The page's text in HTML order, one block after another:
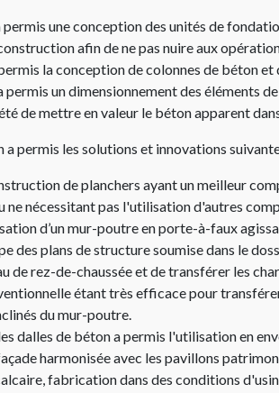
une conception des unités de
afin de ne pas nuire aux
la conception de colonnes de béton
un dimensionnement des éléments
de mettre en valeur le béton apparent
a permis les solutions et innovations
de planchers ayant un meilleur
ne nécessitant pas l'utilisation d'autres
d’un mur-poutre en porte-à-faux
des plans de structure soumise dans le
de rez-de-chaussée et de transférer les
étant très efficace pour
du mur-poutre.​
dalles de béton a permis l'utilisation en
harmonisée avec les pavillons
fabrication dans des conditions